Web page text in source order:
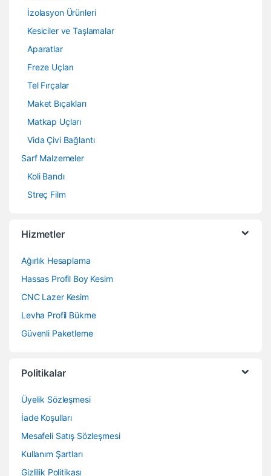
İzolasyon Ürünleri
Kesiciler ve Taşlamalar
Aparatlar
Freze Uçları
Tel Fırçalar
Maket Bıçakları
Matkap Uçları
Vida Çivi Bağlantı
Sarf Malzemeler
Koli Bandı
Streç Film
Hizmetler
Ağırlık Hesaplama
Hassas Profil Boy Kesim
CNC Lazer Kesim
Levha Profil Bükme
Güvenli Paketleme
Politikalar
Üyelik Sözleşmesi
İade Koşulları
Mesafeli Satış Sözleşmesi
Kullanım Şartları
Gizlilik Politikası